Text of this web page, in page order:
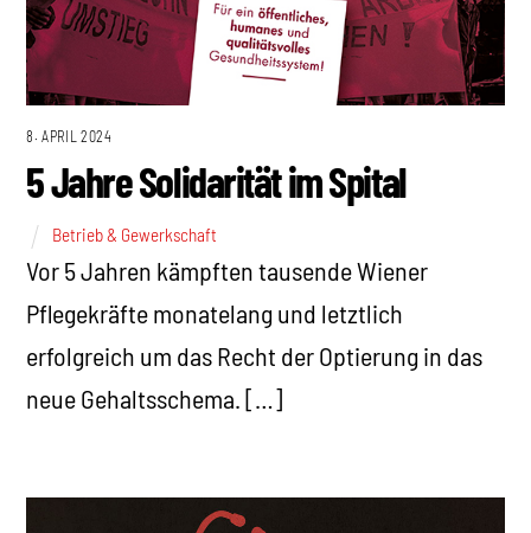
8. APRIL 2024
5 Jahre Solidarität im Spital
Betrieb & Gewerkschaft
Vor 5 Jahren kämpften tausende Wiener
Pflegekräfte monatelang und letztlich
erfolgreich um das Recht der Optierung in das
neue Gehaltsschema. […]